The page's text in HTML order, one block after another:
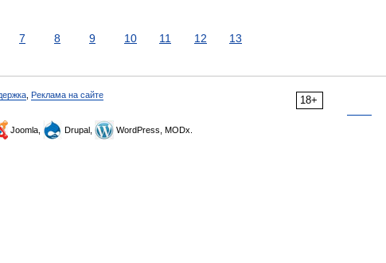
7 8 9 10 11 12 13
18+
Реклама на сайте
Joomla, Drupal, WordPress, MODx.